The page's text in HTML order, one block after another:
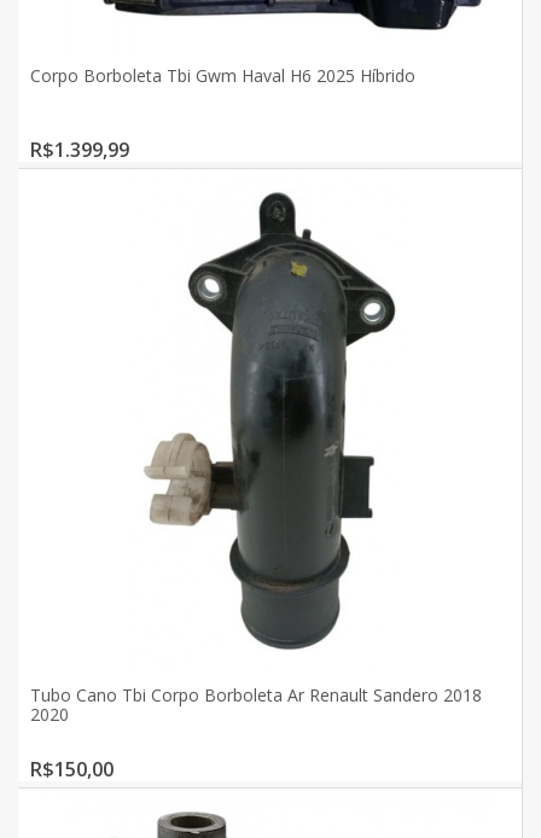
Corpo Borboleta Tbi Gwm Haval H6 2025 Híbrido
R$1.399,99
Tubo Cano Tbi Corpo Borboleta Ar Renault Sandero 2018
2020
R$150,00